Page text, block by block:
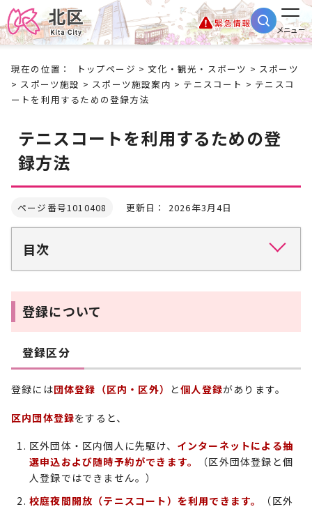
緊急情報
メニュー
現在の位置： トップページ >文化・観光・スポーツ > スポーツ
> スポーツ施設 > スポーツ施設案内 > テニスコート > テニスコ
ートを利用するための登録方法
テニスコートを利用するための登
録方法
ページ番号1010408 更新日： 2026年3月4日
目次
登録について
登録区分
登録には団体登録（区内・区外） と個人登録があります。
区内団体登録をすると、
区外団体・区内個人に先駆け、 インターネットによる抽
選申込および随時予約ができます。
（区外団体登録と個
人登録ではできません。）
校庭夜間開放（テニスコート）を利用できます。
（区外